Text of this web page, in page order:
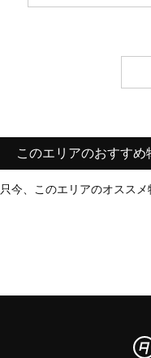
このエリアのおすすめ
只今、このエリアのオススメ